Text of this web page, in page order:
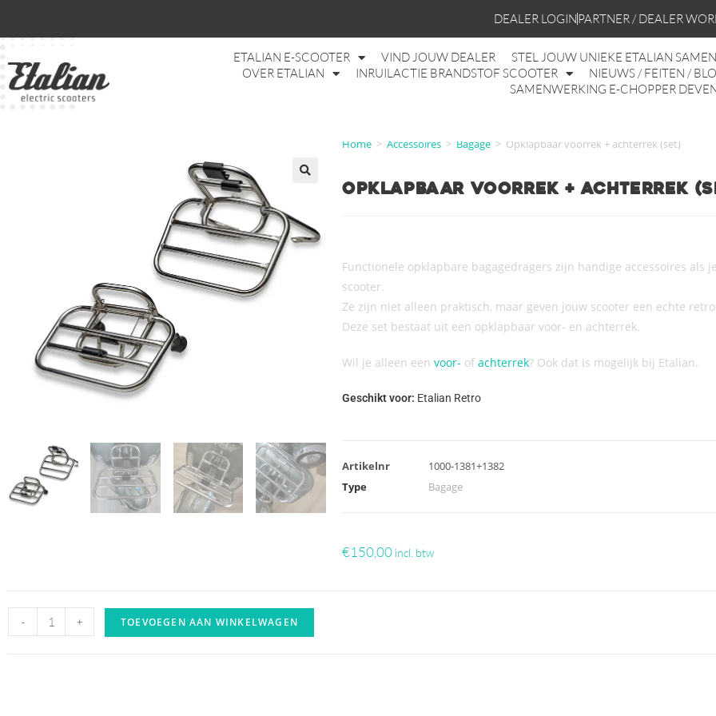
DEALER LOGINPARTNER / DEALER
ETALIAN E-SCOOTER VIND JOUW DEALER
STEL JOUW UNIEKE ETALIAN SAMEN
OVER ETALIAN
INRUILACTIE BRANDSTOF SCOOTER
NIEUWS / FEITEN /
SAMENWERKING E-CHOPPER
Home > Accessoires > Bagage > Opklapbaar voorrek + achterrek (set)
Opklapbaar voorrek + achterrek
Functionele opklapbare bagagedragers zijn handige accessoires als
scooter.
Ze zijn niet alleen praktisch, maar geven jouw scooter een echte
Deze set bestaat uit een opklapbaar voor- en achterrek.
Wil je alleen een voor- of achterrek? Ook dat is mogelijk bij Etalian.
Geschikt voor: Etalian Retro
Artikelnr
1000-1381+1382
Type
Bagage
€150,00 incl. btw
- + TOEVOEGEN AAN WINKELWAGEN